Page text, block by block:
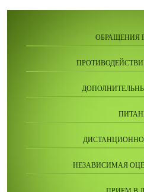
ОБРАЩЕНИЯ
НЕЗАВИСИМАЯ